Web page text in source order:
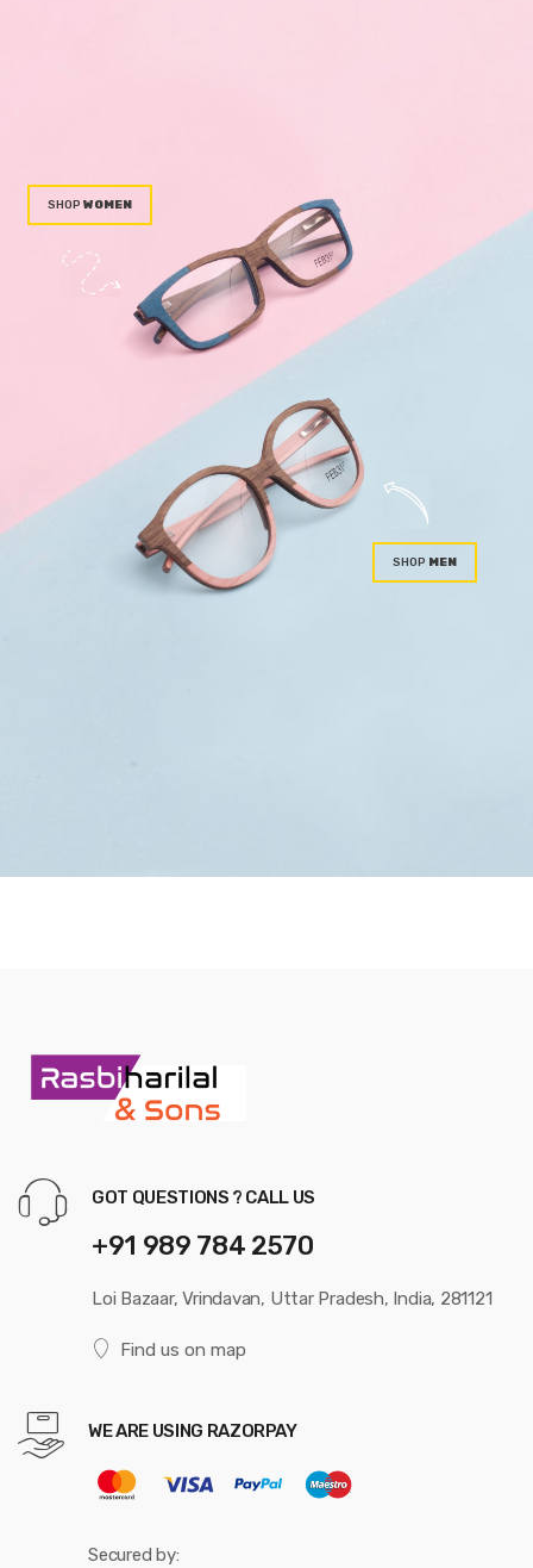
WOMEN
MEN
GOT QUESTIONS ? CALL US
+91 989 784 2570
Loi Bazaar, Vrindavan, Uttar Pradesh, India, 281121
Find us on map
WE ARE USING RAZORPAY
Secured by: